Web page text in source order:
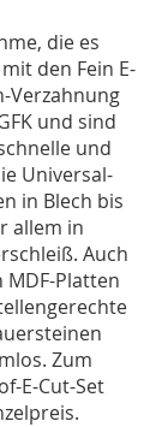
die es
den Fein E-
Verzahnung
und sind
und
Universal-
in Blech bis
allem in
Auch
Platten
Zum
E-Cut-Set